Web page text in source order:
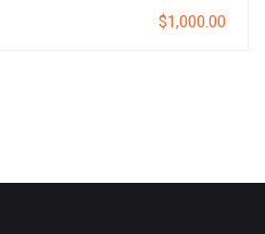
$1,000.00